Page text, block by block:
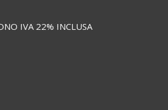
IVA 22% INCLUSA